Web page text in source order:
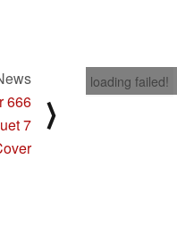
loading failed!
666
7
⟩